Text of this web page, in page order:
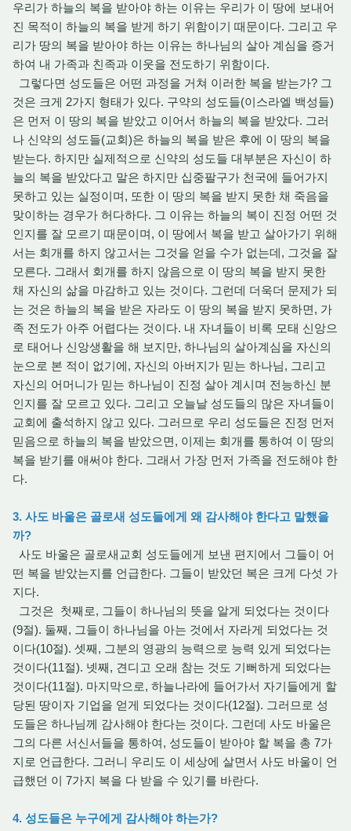
우리가 하늘의 복을 받아야 하는 이유는 우리가 이 땅에 보내어
진 목적이 하늘의 복을 받게 하기 위함이기 때문이다. 그리고 우
리가 땅의 복을 받아야 하는 이유는 하나님의 살아 계심을 증거
하여 내 가족과 친족과 이웃을 전도하기 위함이다.
그렇다면 성도들은 어떤 과정을 거쳐 이러한 복을 받는가? 그
것은 크게 2가지 형태가 있다. 구약의 성도들(이스라엘 백성들)
은 먼저 이 땅의 복을 받았고 이어서 하늘의 복을 받았다. 그러
나 신약의 성도들(교회)은 하늘의 복을 받은 후에 이 땅의 복을
받는다. 하지만 실제적으로 신약의 성도들 대부분은 자신이 하
늘의 복을 받았다고 말은 하지만 십중팔구가 천국에 들어가지
못하고 있는 실정이며, 또한 이 땅의 복을 받지 못한 채 죽음을
맞이하는 경우가 허다하다. 그 이유는 하늘의 복이 진정 어떤 것
인지를 잘 모르기 때문이며, 이 땅에서 복을 받고 살아가기 위해
서는 회개를 하지 않고서는 그것을 얻을 수가 없는데, 그것을 잘
모른다. 그래서 회개를 하지 않음으로 이 땅의 복을 받지 못한
채 자신의 삶을 마감하고 있는 것이다. 그런데 더욱더 문제가 되
는 것은 하늘의 복을 받은 자라도 이 땅의 복을 받지 못하면, 가
족 전도가 아주 어렵다는 것이다. 내 자녀들이 비록 모태 신앙으
로 태어나 신앙생활을 해 보지만, 하나님의 살아계심을 자신의
눈으로 본 적이 없기에, 자신의 아버지가 믿는 하나님, 그리고
자신의 어머니가 믿는 하나님이 진정 살아 계시며 전능하신 분
인지를 잘 모르고 있다. 그리고 오늘날 성도들의 많은 자녀들이
교회에 출석하지 않고 있다. 그러므로 우리 성도들은 진정 먼저
믿음으로 하늘의 복을 받았으면, 이제는 회개를 통하여 이 땅의
복을 받기를 애써야 한다. 그래서 가장 먼저 가족을 전도해야 한
다.
3. 사도 바울은 골로새 성도들에게 왜 감사해야 한다고 말했을
까?
사도 바울은 골로새교회 성도들에게 보낸 편지에서 그들이 어
떤 복을 받았는지를 언급한다. 그들이 받았던 복은 크게 다섯 가
지다.
그것은 첫째로, 그들이 하나님의 뜻을 알게 되었다는 것이다
(9절). 둘째, 그들이 하나님을 아는 것에서 자라게 되었다는 것
이다(10절). 셋째, 그분의 영광의 능력으로 능력 있게 되었다는
것이다(11절). 넷째, 견디고 오래 참는 것도 기뻐하게 되었다는
것이다(11절). 마지막으로, 하늘나라에 들어가서 자기들에게 할
당된 땅이자 기업을 얻게 되었다는 것이다(12절). 그러므로 성
도들은 하나님께 감사해야 한다는 것이다. 그런데 사도 바울은
그의 다른 서신서들을 통하여, 성도들이 받아야 할 복을 총 7가
지로 언급한다. 그러니 우리도 이 세상에 살면서 사도 바울이 언
급했던 이 7가지 복을 다 받을 수 있기를 바란다.
4. 성도들은 누구에게 감사해야 하는가?